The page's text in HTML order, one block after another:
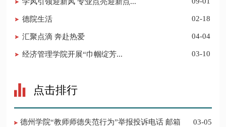
德院生活 02-18
汇聚点滴 奔赴热爱 04-04
​经济管理学院开展“巾帼绽芳... 03-10
点击排行
德州学院“教师师德失范行为”举报投诉电话 邮箱 03-05